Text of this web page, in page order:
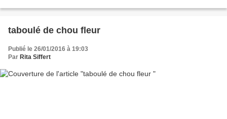
taboulé de chou fleur
Publié le 26/01/2016 à 19:03
Par Rita Siffert